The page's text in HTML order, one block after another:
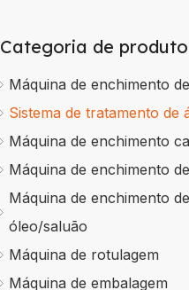
Categoria de produto
Máquina de enchimento
Sistema de tratamento de
Máquina de enchimento
Máquina de enchimento
Máquina de enchimento de
óleo/saluão
Máquina de rotulagem
Máquina de embalagem